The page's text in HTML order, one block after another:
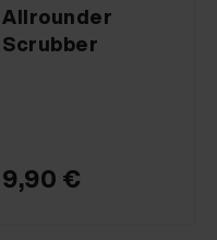
Allrounder
Scrubber
9,90 €